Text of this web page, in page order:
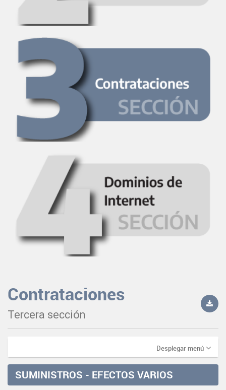
Contrataciones
Tercera sección
Desplegar menú
SUMINISTROS - EFECTOS VARIOS